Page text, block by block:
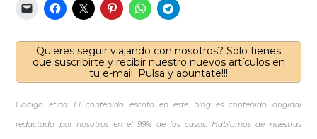
Quieres seguir viajando con nosotros? Solo tienes
que suscribirte y recibir nuestro nuevos artículos en
tu e-mail. Pulsa y apuntate!!!
Código ético: El contenido escrito en este blog es contenido original
redactado por nosotros en el 99% de los casos. Hablamos de nuestras